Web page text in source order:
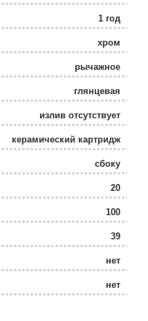
1 год
хром
рычажное
глянцевая
излив отсутствует
керамический картридж
сбоку
20
100
39
нет
нет